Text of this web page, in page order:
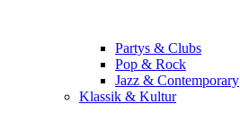
Partys & Clubs
Pop & Rock
Jazz & Contemporary
Klassik & Kultur